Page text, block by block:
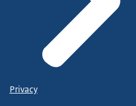
Privacy